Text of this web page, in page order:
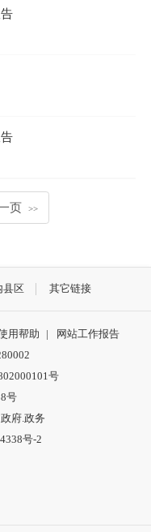
页 >>
县区 其它链接
用帮助 |
网站工作报告
号
号
府.政务
号-2